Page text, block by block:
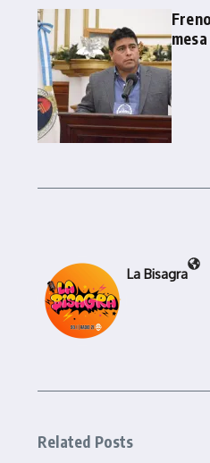
La Bisagra
Related Posts